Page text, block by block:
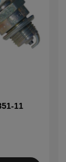
11